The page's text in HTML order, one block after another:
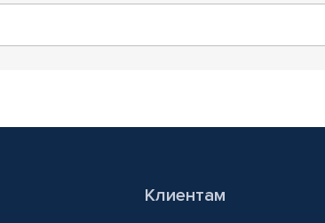
Клиентам